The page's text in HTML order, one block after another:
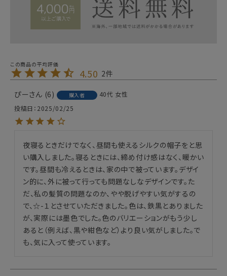
4.50 2
ぴー 6 購入者 40代 女性
投稿日
2025/02/25
夜寝るときだけでなく、昼間も使えるシルクの帽子をと思
い購入しました。寝るときには、締め付け感はなく、暖かい
です。昼間も冷えるときは、家の中で被っています。デザイ
ン的に、外に被って行っても問題なしなデザインです。た
だ、私の髪質の問題なのか、やや脱げやすい気がするの
で、☆-１とさせていただきました。色は、鉄黒とありました
が、実際には墨色でした。色のバリエーションがもう少し
あると（例えば、黒や紺色など）より良い気がしました。で
も、気に入って使っています。